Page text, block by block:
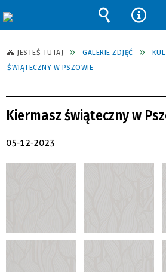
JESTEŚ TUTAJ GALERIE ZDJĘĆ
ŚWIĄTECZNY W PSZOWIE
Kiermasz świąteczny w
05-12-2023